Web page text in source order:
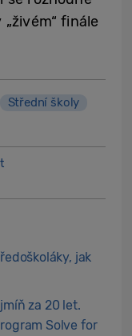
finále
Střední školy
jak
za 20 let.
Solve for